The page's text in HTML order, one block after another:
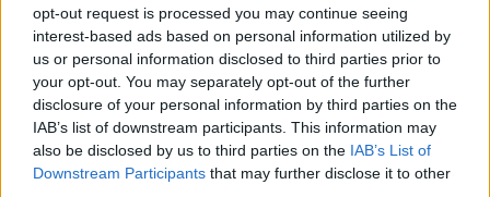
opt-out request is processed you may continue seeing
interest-based ads based on personal information utilized by
us or personal information disclosed to third parties prior to
your opt-out. You may separately opt-out of the further
disclosure of your personal information by third parties on the
IAB’s list of downstream participants. This information may
also be disclosed by us to third parties on the IAB’s List of
Downstream Participants that may further disclose it to other
Ας μείνουμε σε επαγρύπνηση, ας προστατεύσουμε
τον τόπο μας με όσα μέσα διαθέτουμε.